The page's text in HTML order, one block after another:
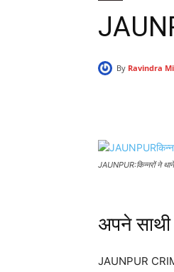
By Ravindra
JAUNPUR:किन्नरों ने थाने
अपने साथी
JAUNPUR